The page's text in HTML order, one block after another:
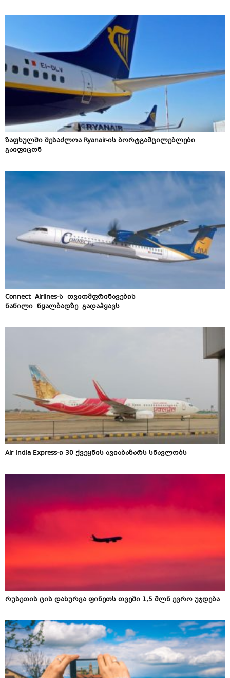
ზაფხულში შესაძლოა Ryanair-ის ბორტგამცილებლები
გაიფიცონ
Connect Airlines-ს თვითმფრინავების
ნაწილი წყალბადზე გადაჰყავს
Air India Express-ი 30 ქვეყნის ავიაბაზარს სწავლობს
რუსეთის ცის დახურვა ფინეთს თვეში 1,5 მლნ ევრო უჯდება